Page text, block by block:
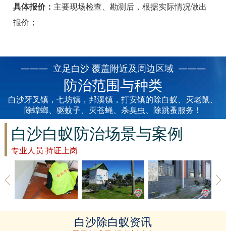
岱山白蚁防治
青田白蚁防治
缙云白蚁防治
遂昌白蚁防治
松阳白蚁防治
云和白蚁防治
具体报价： 主要现场检查、勘测后，根据实际情况做出
报价；
——— 立足白沙 覆盖附近及周边区域 ———
防治范围与种类
白沙牙叉镇，七坊镇，邦溪镇，打安镇的除白蚁、灭老鼠、
除蟑螂、驱蚊子、灭苍蝇、杀臭虫、除跳蚤服务！
白沙白蚁防治场景与案例
专业人员 持证上岗
白沙地板除
白沙草地除
白蚁
白沙建筑白
白沙除白蚁资讯